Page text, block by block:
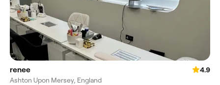
renee
4.9
Ashton Upon Mersey, England